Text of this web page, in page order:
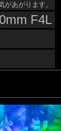
あがります。
F4L